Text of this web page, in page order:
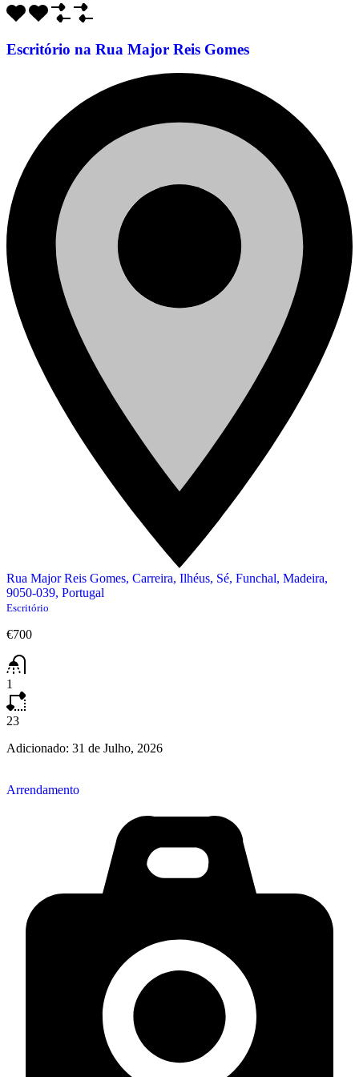
Escritório na Rua Major Reis Gomes
Rua Major Reis Gomes, Carreira, Ilhéus, Sé, Funchal, Madeira,
9050-039, Portugal
Escritório
€700
1
23
Adicionado: 31 de Julho, 2026
Arrendamento